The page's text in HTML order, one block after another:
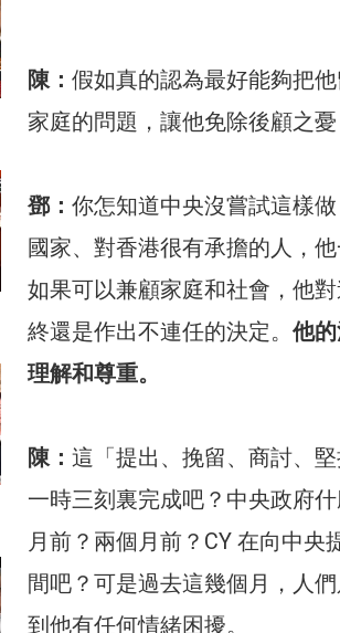
陳： 假如真的認為最好能夠把
家庭的問題，讓他免除後顧之
鄧： 你怎知道中央沒嘗試這樣
國家、對香港很有承擔的人，
如果可以兼顧家庭和社會，他
終還是作出不連任的決定。 他
理解和尊重。
陳： 這「提出、挽留、商討、
一時三刻裏完成吧？中央政府
月前？兩個月前？CY 在向中
間吧？可是過去這幾個月，人
到他有任何情緒困擾。